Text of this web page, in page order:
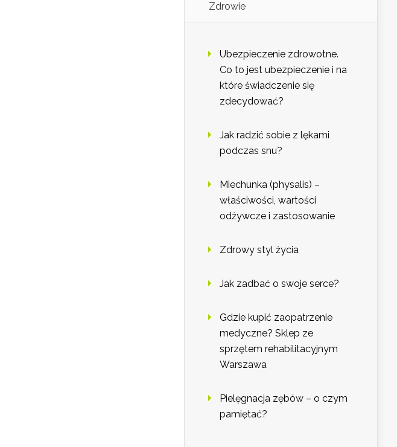
Zdrowie
Ubezpieczenie zdrowotne.
Co to jest ubezpieczenie i na
które świadczenie się
zdecydować?
Jak radzić sobie z lękami
podczas snu?
Miechunka (physalis) –
właściwości, wartości
odżywcze i zastosowanie
Zdrowy styl życia
Jak zadbać o swoje serce?
Gdzie kupić zaopatrzenie
medyczne? Sklep ze
sprzętem rehabilitacyjnym
Warszawa
Pielęgnacja zębów – o czym
pamiętać?